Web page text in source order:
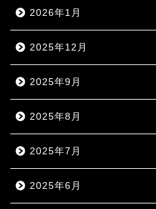
2026年1月
2025年12月
2025年9月
2025年8月
2025年7月
2025年6月